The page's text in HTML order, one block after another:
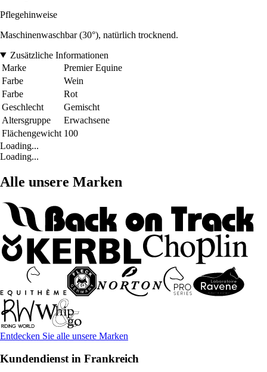
Pflegehinweise
Maschinenwaschbar (30°), natürlich trocknend.
Zusätzliche Informationen
Marke
Premier Equine
Farbe
Wein
Farbe
Rot
Geschlecht
Gemischt
Altersgruppe
Erwachsene
Flächengewicht 100
Loading...
Loading...
Alle unsere Marken
Entdecken Sie alle unsere Marken
Kundendienst in Frankreich